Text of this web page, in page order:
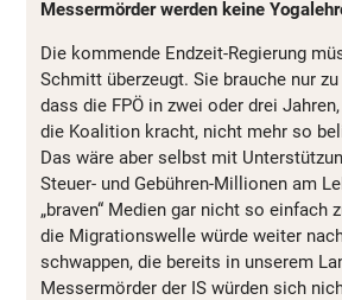
Messermörder werden keine
Die kommende Endzeit-Regierung
Schmitt überzeugt. Sie brauche nur
dass die FPÖ in zwei oder drei
die Koalition kracht, nicht mehr so
Das wäre aber selbst mit
Steuer- und Gebühren-Millionen am
„braven“ Medien gar nicht so einfach
die Migrationswelle würde weiter
schwappen, die bereits in unserem
Messermörder der IS würden sich